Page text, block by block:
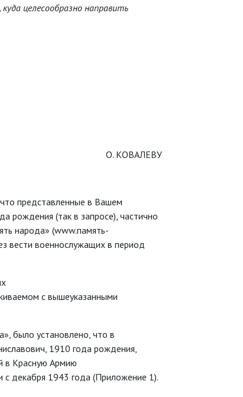
целесообразно направить
О. КОВАЛЕВУ
представленные в Вашем
рождения (так в запросе), частично
народа» (www.память-
вести военнослужащих в период
с вышеуказанными
было установлено, что в
1910 года рождения,
в Красную Армию
декабря 1943 года (Приложение 1).